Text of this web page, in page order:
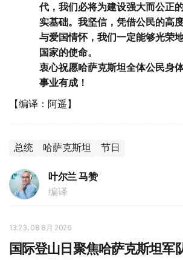
代，我们必将为建设强大而公正
实基础。我坚信，凭借公民的高
与爱国情怀，我们一定能够光荣
国家的使命。
衷心祝愿哈萨克斯坦全体公民身
事业有成！
【编译：阿遥】
总统 哈萨克斯坦 节日
叶尔兰 马赞
编译
13:23, 08 8月 2026
国际登山日聚焦哈萨克斯坦军